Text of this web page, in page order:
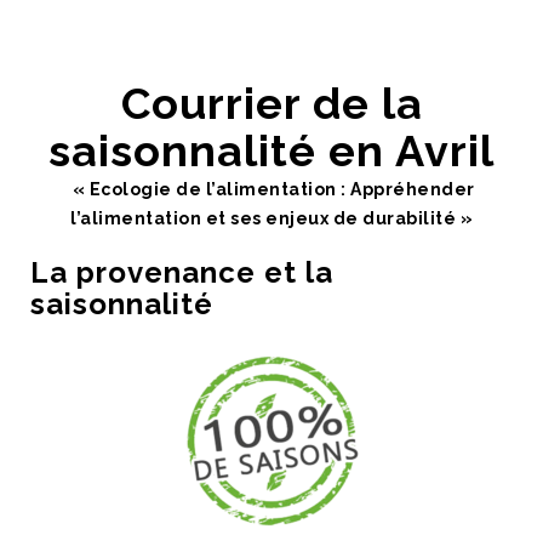
Courrier de la
saisonnalité en Avril
« Ecologie de l’alimentation : Appréhender
l’alimentation et ses enjeux de durabilité »
La provenance et la
saisonnalité